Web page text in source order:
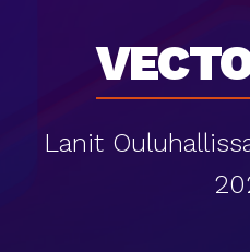
Lanit